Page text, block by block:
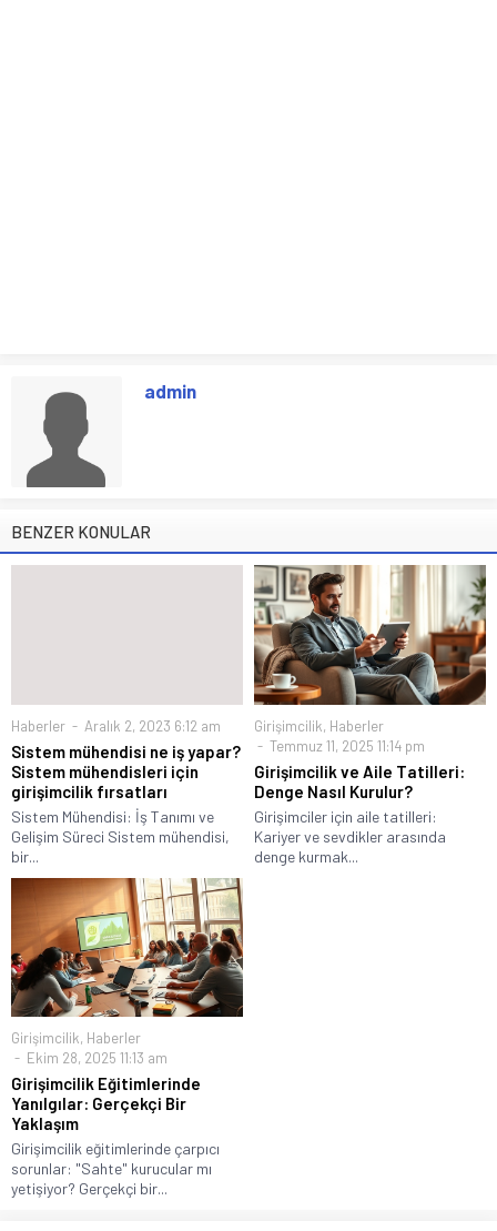
admin
BENZER KONULAR
Haberler Aralık 2, 2023 6:12 am
Sistem mühendisi ne iş yapar?
Sistem mühendisleri için
girişimcilik fırsatları
Sistem Mühendisi: İş Tanımı ve
Gelişim Süreci Sistem mühendisi,
bir...
Girişimcilik, Haberler
Temmuz 11, 2025 11:14 pm
Girişimcilik ve Aile Tatilleri:
Denge Nasıl Kurulur?
Girişimciler için aile tatilleri:
Kariyer ve sevdikler arasında
denge kurmak...
Girişimcilik, Haberler
Ekim 28, 2025 11:13 am
Girişimcilik Eğitimlerinde
Yanılgılar: Gerçekçi Bir
Yaklaşım
Girişimcilik eğitimlerinde çarpıcı
sorunlar: "Sahte" kurucular mı
yetişiyor? Gerçekçi bir...